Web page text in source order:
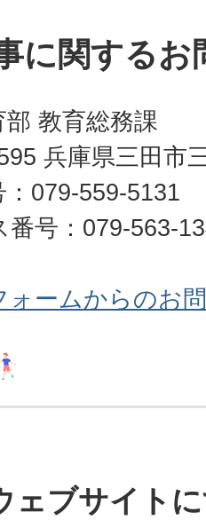
に関するお
教育総務課
兵庫県三田市
：079-559-5131
番号：079-563-
ォームからのお
ェブサイト